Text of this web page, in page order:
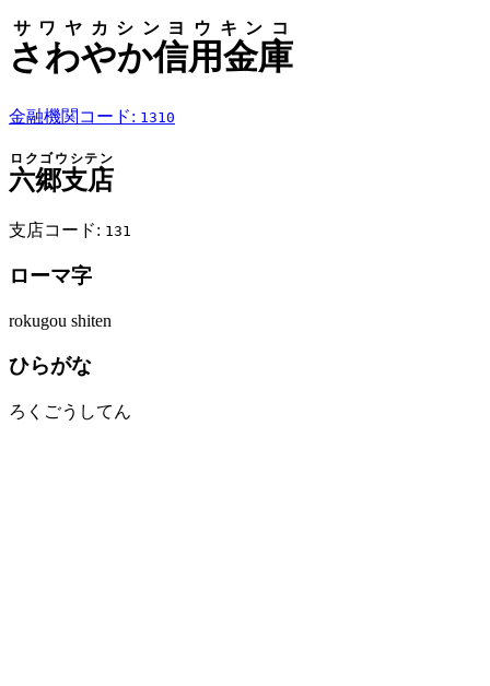
さわやか信用金庫
サワヤカシンヨウキンコ
金融機関コード: 1310
六郷支店
ロクゴウシテン
支店コード: 131
ローマ字
rokugou shiten
ひらがな
ろくごうしてん